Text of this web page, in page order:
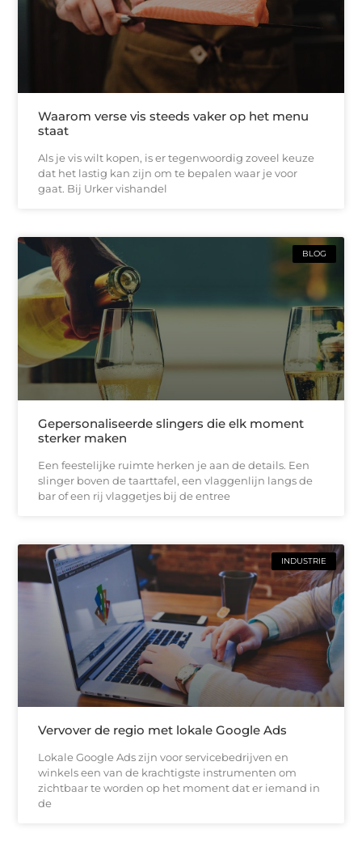
Waarom verse vis steeds vaker op het menu
staat
Als je vis wilt kopen, is er tegenwoordig zoveel keuze
dat het lastig kan zijn om te bepalen waar je voor
gaat. Bij Urker vishandel
BLOG
Gepersonaliseerde slingers die elk moment
sterker maken
Een feestelijke ruimte herken je aan de details. Een
slinger boven de taarttafel, een vlaggenlijn langs de
bar of een rij vlaggetjes bij de entree
INDUSTRIE
Vervover de regio met lokale Google Ads
Lokale Google Ads zijn voor servicebedrijven en
winkels een van de krachtigste instrumenten om
zichtbaar te worden op het moment dat er iemand in
de